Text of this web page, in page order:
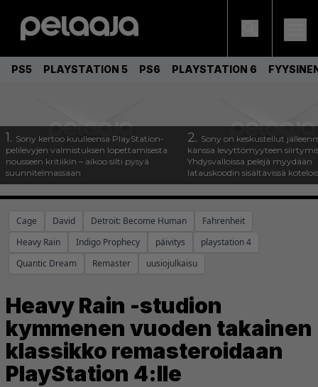
PS5 PLAYSTATION 5 PS6 PLAYSTATION 6
1. Sony kertoo kuulleensa PlayStation-
pelilevyjen valmistuksen lopettamisesta
nousseen kritiikin – aikoo silti pysyä
suunnitelmassaan
2. Sony on keskustellut
kanssa levyttömyyteen
Yhdysvalloissa pelejä myydään
latauskoodin sisältävissä
Cage David Detroit: Become Human
Fahrenheit
Heavy Rain
Indigo Prophecy päivitys
playstation 4
Quantic Dream
Remaster uusiojulkaisu
Heavy Rain -studion
kymmenen vuoden takainen
klassikko remasteroidaan
PlayStation 4:lle